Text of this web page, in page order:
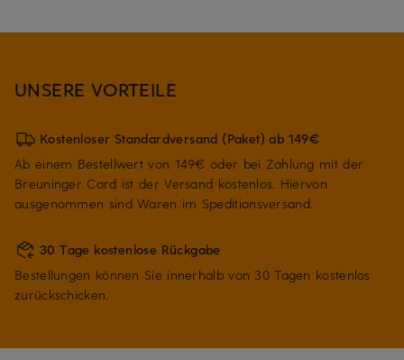
UNSERE VORTEILE
Kostenloser Standardversand (Paket) ab 149€
Ab einem Bestellwert von 149€ oder bei Zahlung mit der
Breuninger Card ist der Versand kostenlos. Hiervon
ausgenommen sind Waren im Speditionsversand.
30 Tage kostenlose Rückgabe
Bestellungen können Sie innerhalb von 30 Tagen kostenlos
zurückschicken.